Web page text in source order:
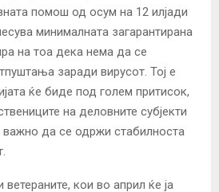
помош од осум на 12 илјади
минималната загарантирана
на тоа дека нема да се
заради вирусот. Тој е
ќе биде под голем притисок,
на деловните субјекти
важно да се одржи стабилноста
кои во април ќе ја